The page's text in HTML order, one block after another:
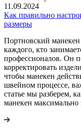
11.09.2024
Как правильно
размеры
Портновский
каждого, кто
профессионалов. Он
корректировать
чтобы манекен
швейном процессе,
статье мы разберем,
манекен